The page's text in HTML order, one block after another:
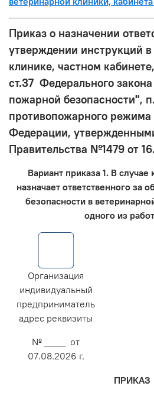
Приказ о назначении
утверждении инструкций
клинике, частном
ст.37 Федерального
пожарной безопасности",
противопожарного режима
Федерации,
Правительства №1479 от
Вариант приказа 1. В случае
назначает ответственного за
безопасности в
одного из
Организация
индивидуальный
предприниматель
адрес реквизиты
№ ____ от
07.08.2026 г.
ПРИКАЗ